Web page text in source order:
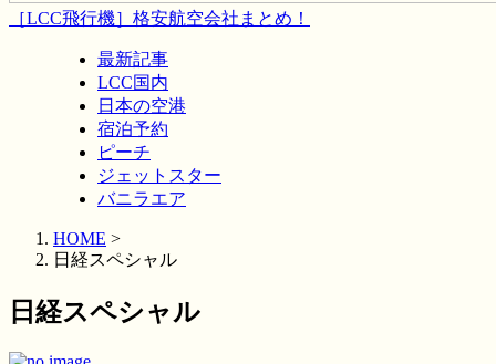
［LCC飛行機］格安航空会社まとめ！
最新記事
LCC国内
日本の空港
宿泊予約
ピーチ
ジェットスター
バニラエア
HOME >
日経スペシャル
日経スペシャル